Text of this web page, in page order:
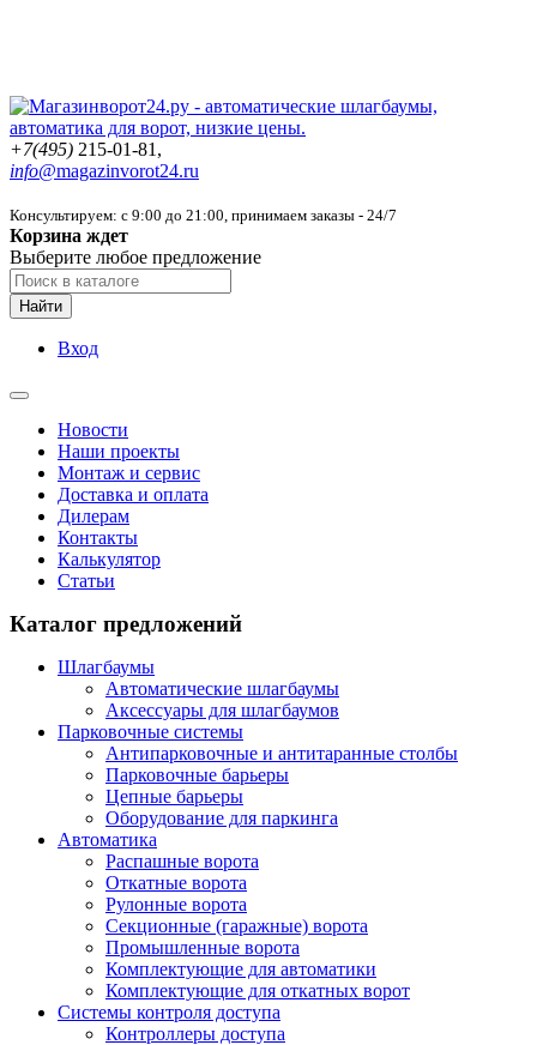
+7(495) 215-01-81,
info@magazinvorot24.ru
Консультируем: с 9:00 до 21:00, принимаем заказы - 24/7
Корзина ждет
Выберите любое предложение
Найти
Вход
Новости
Наши проекты
Монтаж и сервис
Доставка и оплата
Дилерам
Контакты
Калькулятор
Статьи
Каталог предложений
Шлагбаумы
Автоматические шлагбаумы
Аксессуары для шлагбаумов
Парковочные системы
Антипарковочные и антитаранные столбы
Парковочные барьеры
Цепные барьеры
Оборудование для паркинга
Автоматика
Распашные ворота
Откатные ворота
Рулонные ворота
Секционные (гаражные) ворота
Промышленные ворота
Комплектующие для автоматики
Комплектующие для откатных ворот
Системы контроля доступа
Контроллеры доступа